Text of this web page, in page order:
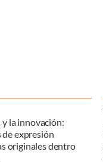
la innovación:
de expresión
originales dentro